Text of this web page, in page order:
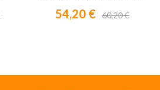
54,20 € 60,20 €